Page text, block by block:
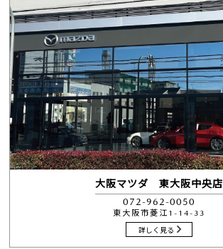
大阪マツダ 東大阪中央店
072-962-0050
東大阪市菱江1-14-33
詳しく見る